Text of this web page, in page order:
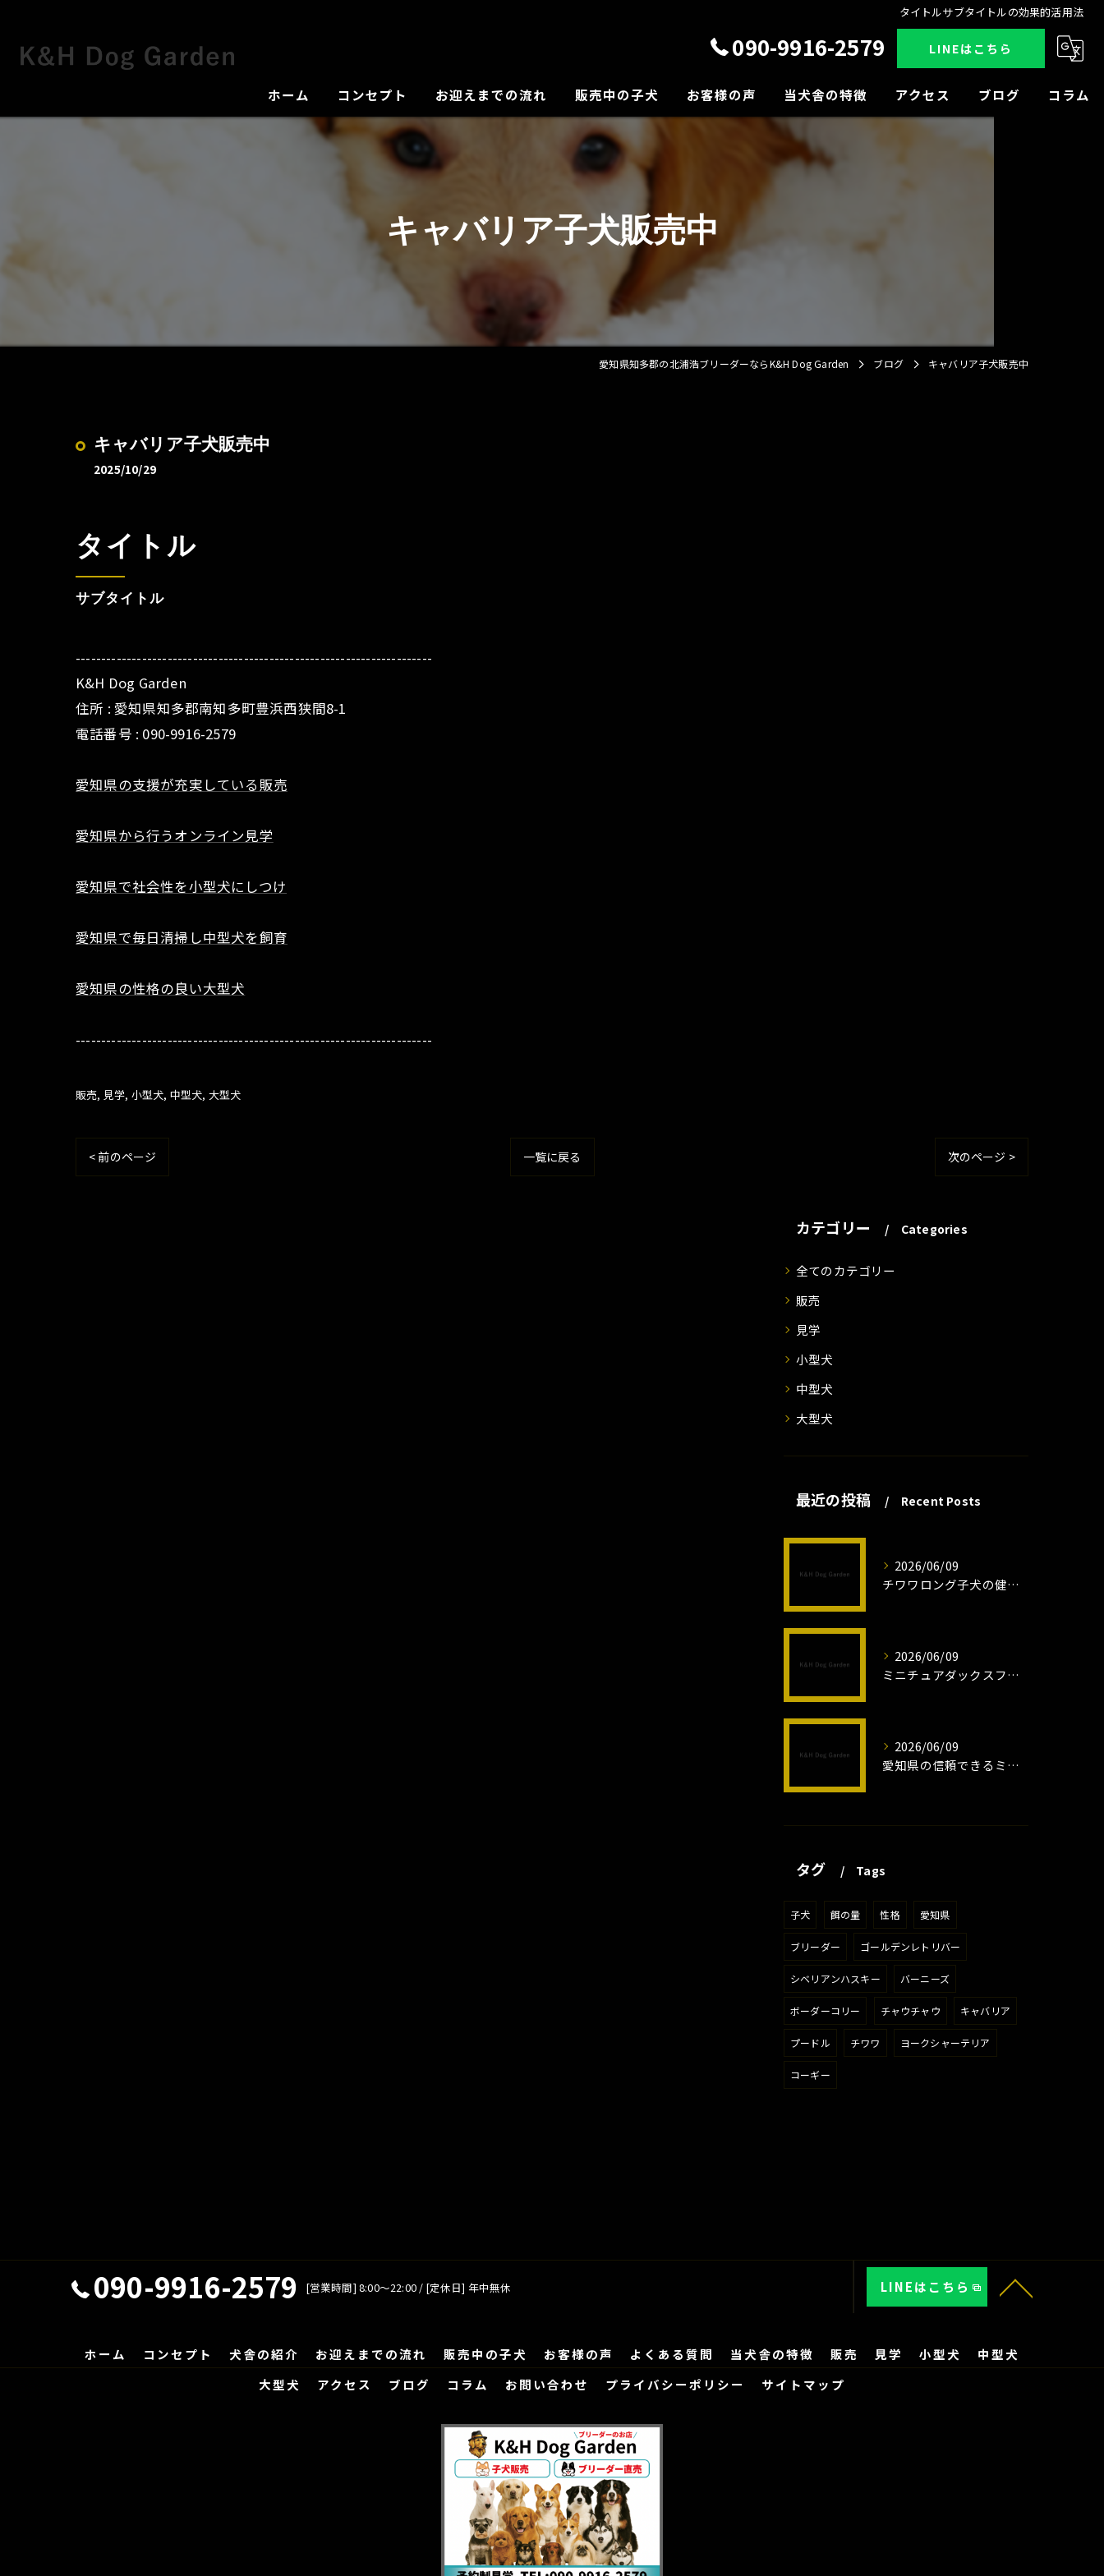
タイトルサブタイトルの効果的活用法
090-9916-2579 LINEはこちら
ホーム コンセプト
犬舎の紹介
お迎えまでの流れ 販売中の子犬 お客様の声 当犬舎の特徴
販売
アクセス ブログ コラム
キャバリア子犬販売中
愛知県知多郡の北浦浩ブリーダーならK&H Dog Garden ブログ キャバリア子犬販売中
キャバリア子犬販売中
2025/10/29
タイトル
サブタイトル
----------------------------------------------------------------------
K&H Dog Garden
住所 : 愛知県知多郡南知多町豊浜西狭間8-1
電話番号 : 090-9916-2579
愛知県の支援が充実している販売
愛知県から行うオンライン見学
愛知県で社会性を小型犬にしつけ
愛知県で毎日清掃し中型犬を飼育
愛知県の性格の良い大型犬
----------------------------------------------------------------------
販売 見学 小型犬 中型犬 大型犬
< 前のページ 一覧に戻る 次のページ >
カテゴリー Categories
全てのカテゴリー
販売
見学
小型犬
中型犬
大型犬
最近の投稿 Recent Posts
2026/06/09
チワワロング子犬の健康管理法とは
2026/06/09
ミニチュアダックスフンドロング子犬の魅力と育成法
2026/06/09
愛知県の信頼できるミニチュアピンシャーブリーダーの魅力
タグ Tags
子犬 餌の量 性格 愛知県
ブリーダー ゴールデンレトリバー
シベリアンハスキー バーニーズ
ボーダーコリー チャウチャウ キャバリア
プードル チワワ ヨークシャーテリア
コーギー
090-9916-2579 [営業時間] 8:00～22:00 / [定休日] 年中無休 LINEはこちら
ホーム コンセプト 犬舎の紹介 お迎えまでの流れ 販売中の子犬 お客様の声 よくある質問 当犬舎の特徴 販売 見学 小型犬
中型犬
大型犬
アクセス ブログ コラム お問い合わせ プライバシーポリシー サイトマップ